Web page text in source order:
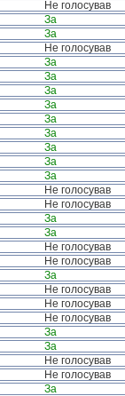
Не голосував
За
За
Не голосував
За
За
За
За
За
За
За
За
За
Не голосував
Не голосував
За
За
Не голосував
Не голосував
За
Не голосував
Не голосував
Не голосував
За
За
Не голосував
Не голосував
За